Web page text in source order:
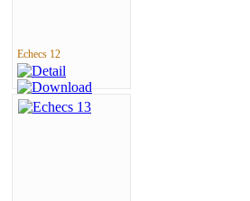
Echecs 12